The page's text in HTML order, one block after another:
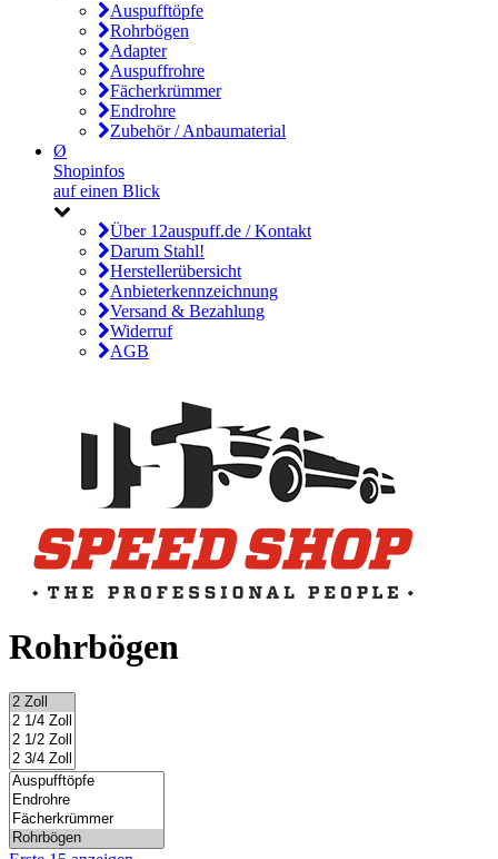
Auspufftöpfe
Rohrbögen
Adapter
Auspuffrohre
Fächerkrümmer
Endrohre
Zubehör / Anbaumaterial
Ø
Shopinfos
auf einen Blick
Über 12auspuff.de / Kontakt
Darum Stahl!
Herstellerübersicht
Anbieterkennzeichnung
Versand & Bezahlung
Widerruf
AGB
Rohrbögen